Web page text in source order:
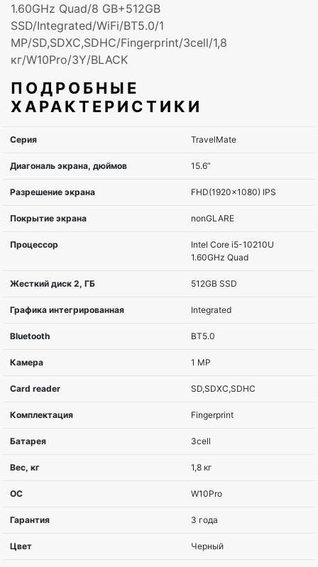
1.60GHz Quad/8 GB+512GB
SSD/Integrated/WiFi/BT5.0/1
MP/SD,SDXC,SDHC/Fingerprint/3cell/1,8
кг/W10Pro/3Y/BLACK
ПОДРОБНЫЕ
ХАРАКТЕРИСТИКИ
Серия
Диагональ экрана, дюймов 15.6”